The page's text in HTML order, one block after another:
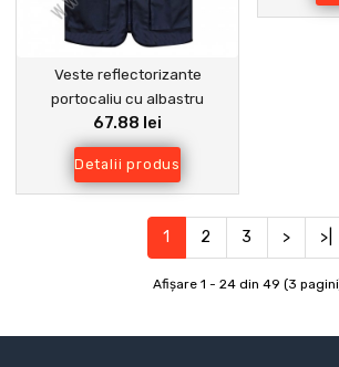
Veste reflectorizante
portocaliu cu albastru
67.88 lei
Detalii produs
1 2 3 > >|
Afişare 1 - 24 din 49 (3